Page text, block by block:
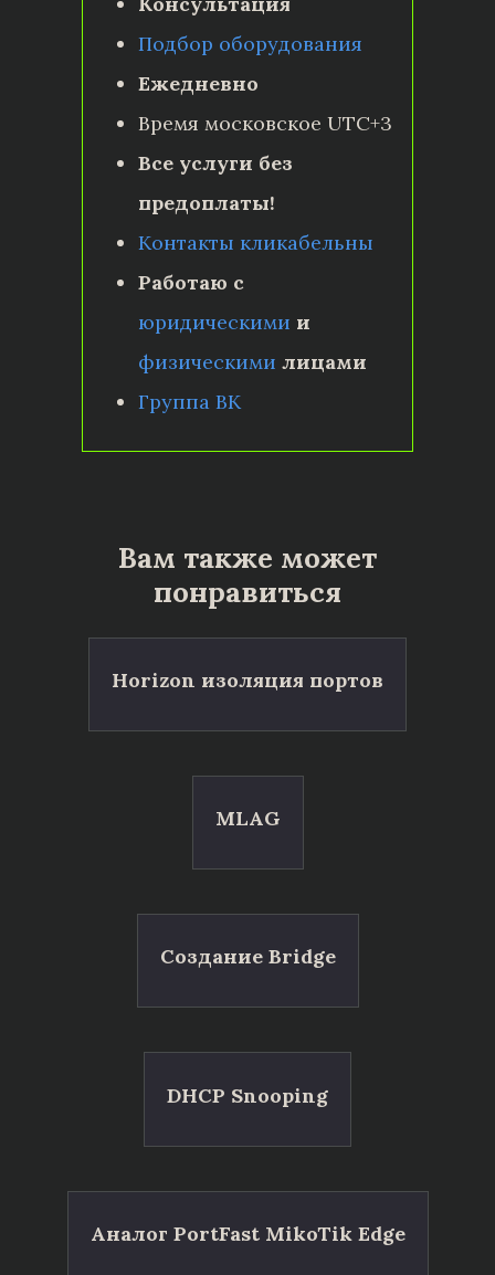
Подбор оборудования
Ежедневно
Время московское UTC+3
Все услуги без
предоплаты!
Контакты кликабельны
Работаю с
юридическими и
физическими лицами
Группа ВК
Вам также может
понравиться
Horizon изоляция портов
MLAG
Создание Bridge
DHCP Snooping
Аналог PortFast MikoTik Edge